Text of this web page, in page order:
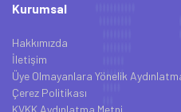
Kurumsal
Hakkımızda
İletişim
Üye Olmayanlara Yönelik
Çerez Politikası
KVKK Aydınlatma Metni